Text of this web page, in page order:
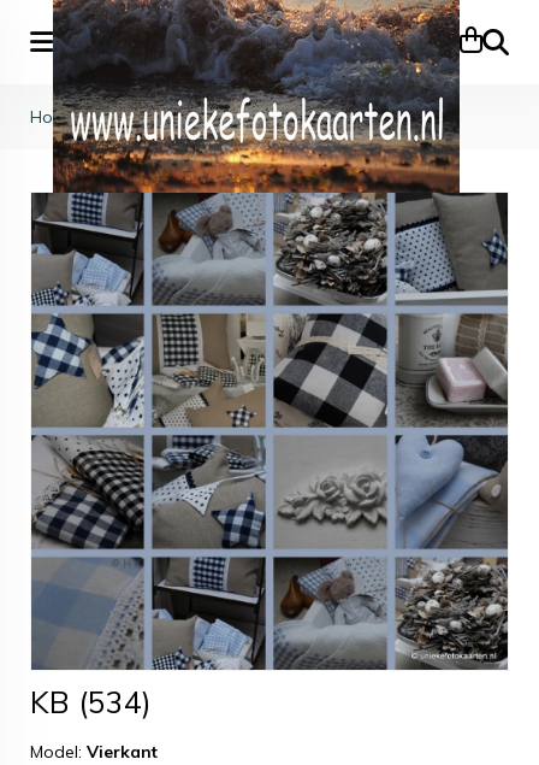
Zoeken
Home>KB (534)
KB (534)
Model: Vierkant